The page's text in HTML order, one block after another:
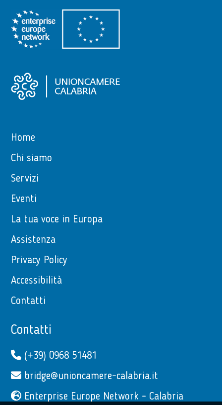
Home
Chi siamo
Servizi
Eventi
La tua voce in Europa
Assistenza
Privacy Policy
Accessibilità
Contatti
Contatti
(+39) 0968 51481
bridge@unioncamere-calabria.it
Enterprise Europe Network - Calabria